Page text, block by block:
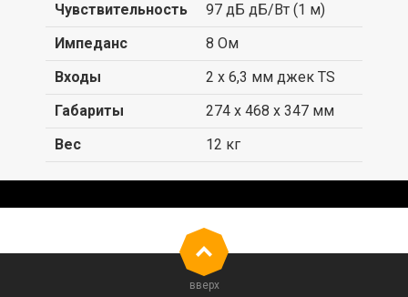
Чувствительность
97 дБ дБ/Вт (1 м)
Импеданс
8 Ом
Входы
2 х 6,3 мм джек TS
Габариты
274 x 468 x 347 мм
Вес
12 кг
вверх